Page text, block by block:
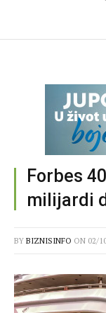
Forbes
milijardi
BY BIZNISINFO ON 02/